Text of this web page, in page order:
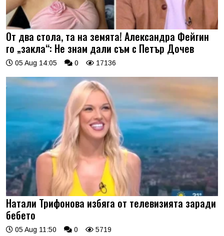
От два стола, та на земята! Александра Фейгин
го „закла“: Не знам дали съм с Петър Дочев
05 Aug 14:05 0 17136
Натали Трифонова избяга от телевизията заради
бебето
05 Aug 11:50 0 5719